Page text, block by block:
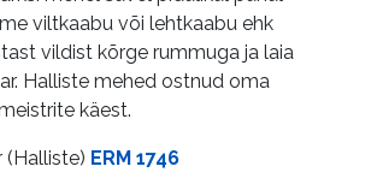
viltkaabu või lehtkaabu ehk
vildist kõrge rummuga ja laia
Halliste mehed ostnud oma
käest.
(Halliste) ERM 1746